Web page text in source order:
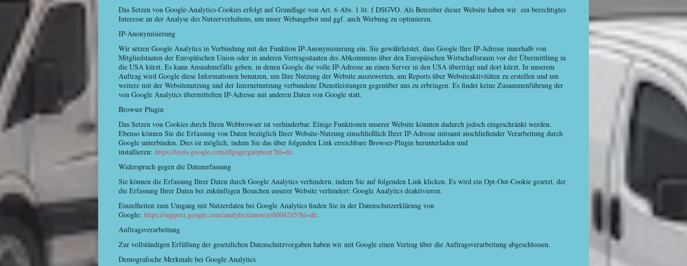
Das Setzen von Google-Analytics-Cookies erfolgt auf Grundlage von Art. 6 Abs. 1 lit. f DSGVO. Als Betreiber dieser Website haben wir ein berechtigtes
Interesse an der Analyse des Nutzerverhaltens, um unser Webangebot und ggf. auch Werbung zu optimieren.
IP-Anonymisierung
Wir setzen Google Analytics in Verbindung mit der Funktion IP-Anonymisierung ein. Sie gewährleistet, dass Google Ihre IP-Adresse innerhalb von
Mitgliedstaaten der Europäischen Union oder in anderen Vertragsstaaten des Abkommens über den Europäischen Wirtschaftsraum vor der Übermittlung in
die USA kürzt. Es kann Ausnahmefälle geben, in denen Google die volle IP-Adresse an einen Server in den USA überträgt und dort kürzt. In unserem
Auftrag wird Google diese Informationen benutzen, um Ihre Nutzung der Website auszuwerten, um Reports über Websiteaktivitäten zu erstellen und um
weitere mit der Websitenutzung und der Internetnutzung verbundene Dienstleistungen gegenüber uns zu erbringen. Es findet keine Zusammenführung der
von Google Analytics übermittelten IP-Adresse mit anderen Daten von Google statt.
Browser Plugin
Das Setzen von Cookies durch Ihren Webbrowser ist verhinderbar. Einige Funktionen unserer Website könnten dadurch jedoch eingeschränkt werden.
Ebenso können Sie die Erfassung von Daten bezüglich Ihrer Website-Nutzung einschließlich Ihrer IP-Adresse mitsamt anschließender Verarbeitung durch
Google unterbinden. Dies ist möglich, indem Sie das über folgenden Link erreichbare Browser-Plugin herunterladen und
installieren: https://tools.google.com/dlpage/gaoptout?hl=de.
Widerspruch gegen die Datenerfassung
Sie können die Erfassung Ihrer Daten durch Google Analytics verhindern, indem Sie auf folgenden Link klicken. Es wird ein Opt-Out-Cookie gesetzt, der
die Erfassung Ihrer Daten bei zukünftigen Besuchen unserer Website verhindert: Google Analytics deaktivieren.
Einzelheiten zum Umgang mit Nutzerdaten bei Google Analytics finden Sie in der Datenschutzerklärung von
Google: https://support.google.com/analytics/answer/6004245?hl=de.
Auftragsverarbeitung
Zur vollständigen Erfüllung der gesetzlichen Datenschutzvorgaben haben wir mit Google einen Vertrag über die Auftragsverarbeitung abgeschlossen.
Demografische Merkmale bei Google Analytics